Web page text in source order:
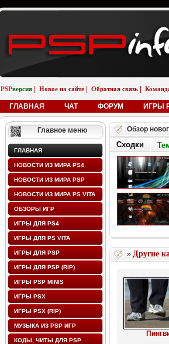
PSPверсия Новое на сайте Обратная связь
ГЛАВНАЯ ЧАТ ФОРУМ ИГРЫ
Главное меню
ГЛАВНАЯ
НОВОСТИ ИЗ МИРА PS4
НОВОСТИ ИЗ МИРА PSP
НОВОСТИ ИЗ МИРА PS VITA
ОБЗОРЫ ИГР
ИГРЫ ДЛЯ PS4
ИГРЫ ДЛЯ PS VITA
ИГРЫ ДЛЯ PSP
ИГРЫ ДЛЯ PSP (RIP)
ИГРЫ PSP MINIS
ИГРЫ PSX
ИГРЫ PSX (RIP)
МУЗЫКА ИЗ PSP ИГР
КОДЫ, ЧИТЫ ДЛЯ PSP
Обзор
Сходки
» Другие